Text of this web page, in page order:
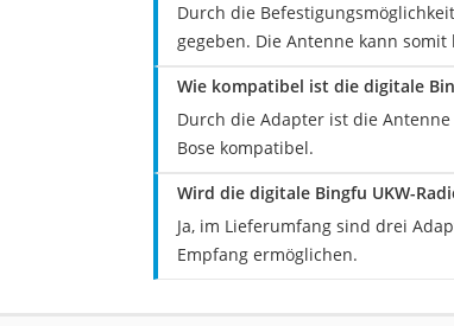
Durch die
gegeben. Die Antenne kann
Wie kompatibel ist die digitale
Durch die Adapter ist die Antenne
Bose kompatibel.
Wird die digitale Bingfu UKW-
Ja, im Lieferumfang sind drei
Empfang ermöglichen.